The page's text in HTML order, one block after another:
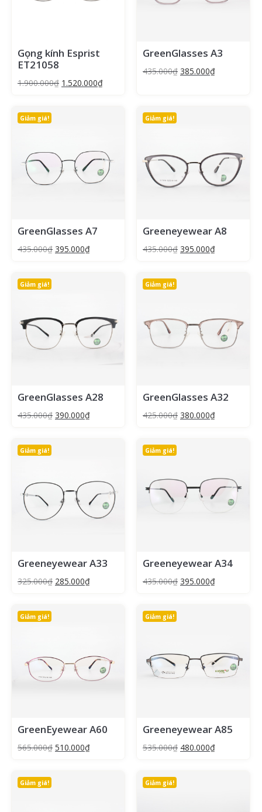
Gọng kính Esprist
ET21058
1.900.000₫ 1.520.000₫
GreenGlasses A3
435.000₫ 385.000₫
Giảm giá!
GreenGlasses A7
435.000₫ 395.000₫
Giảm giá!
Greeneyewear A8
435.000₫ 395.000₫
Giảm giá!
GreenGlasses A28
435.000₫ 390.000₫
Giảm giá!
GreenGlasses A32
425.000₫ 380.000₫
Giảm giá!
Greeneyewear A33
325.000₫ 285.000₫
Giảm giá!
Greeneyewear A34
435.000₫ 395.000₫
Giảm giá!
GreenEyewear A60
565.000₫ 510.000₫
Giảm giá!
Greeneyewear A85
535.000₫ 480.000₫
Giảm giá! Giảm giá!